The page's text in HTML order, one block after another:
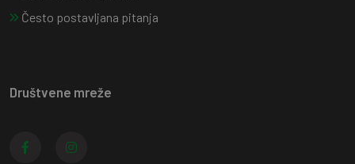
Često postavljana pitanja
Društvene mreže